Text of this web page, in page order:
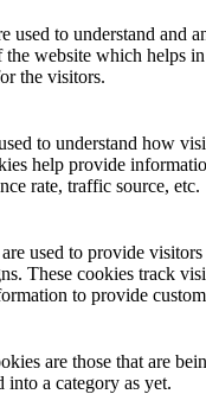
used to understand and
the website which helps
the visitors.
to understand how
help provide
rate, traffic source, etc.
used to provide
These cookies track
to provide
are those that are
into a category as yet.